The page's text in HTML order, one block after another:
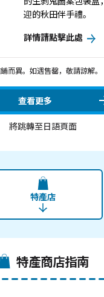
迎的秋田伴手禮。
詳情請點擊此處
而異。如遇售罄，敬請諒解。
查看更多
將跳轉至日語頁面
特產店
特產商店指南